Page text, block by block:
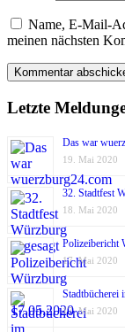
Name, E-Mail-
meinen nächsten
Letzte
Das war
19. Mai 2020
32. Stadtfest
18. Mai 2020
Polizeibericht
17. Mai 2020
Stadtbücherei
17. Mai 2020